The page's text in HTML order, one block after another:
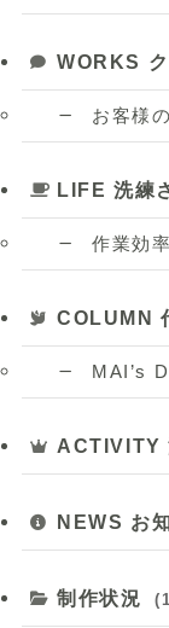
WORKS
お客様
LIFE 洗練
作業効
COLUMN
MAI’s
ACTIVITY
NEWS お
制作状況